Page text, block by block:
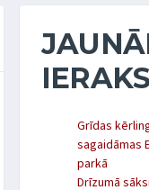
Grīdas
sagaidāmas
parkā
Drīzumā